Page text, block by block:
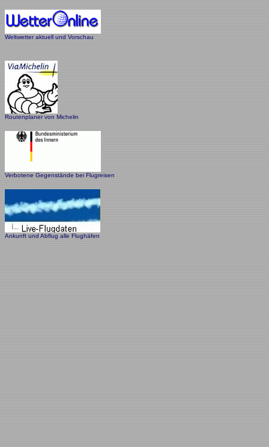
Weltwetter aktuell und Vorschau
Routenplaner von Michelin
Verbotene Gegenstände bei Flugreisen
Ankunft und Abflug alle Flughäfen